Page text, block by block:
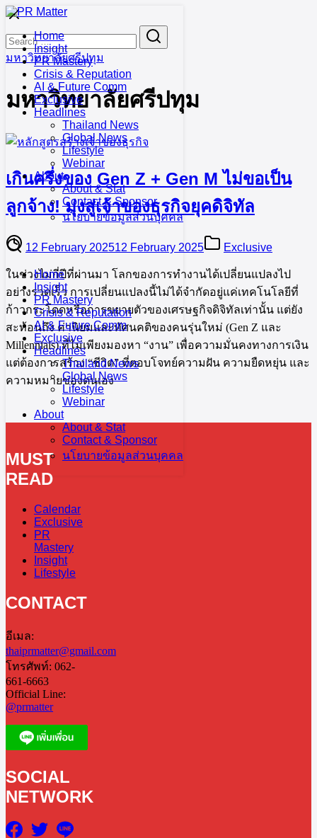
Skip
contentHome
Insight
PR Mastery
Crisis & Reputation
AI & Future Comm
Exclusive
Headlines
Thailand News
Global News
Lifestyle
Webinar
About
About & Stat
Contact & Sponsor
นโยบายข้อมูลส่วนบุคคล
Home
Insight
PR Mastery
Crisis & Reputation
AI & Future Comm
Exclusive
Headlines
Thailand News
Global News
Lifestyle
Webinar
About
About & Stat
Contact & Sponsor
นโยบายข้อมูลส่วนบุคคล
Search
for:
มหาวิทยาลัยศรีปทุม
มหาวิทยาลัยศรีปทุม
เกินครึ่งของ Gen Z + Gen M ไม่ขอเป็น
ลูกจ้าง! มุ่งสู่เจ้าของธุรกิจยุคดิจิทัล
12 February 202512 February 2025 Exclusive
ในช่วงไม่กี่ปีที่ผ่านมา โลกของการทำงานได้เปลี่ยนแปลงไป
อย่างรวดเร็ว การเปลี่ยนแปลงนี้ไม่ได้จำกัดอยู่แค่เทคโนโลยีที่
ก้าวกระโดดหรือการขยายตัวของเศรษฐกิจดิจิทัลเท่านั้น แต่ยัง
สะท้อนถึง ค่านิยมและทัศนคติของคนรุ่นใหม่ (Gen Z และ
Millennials) ที่ไม่เพียงมองหา “งาน” เพื่อความมั่นคงทางการเงิน
แต่ต้องการสร้าง “ชีวิต” ที่ตอบโจทย์ความฝัน ความยืดหยุ่น และ
ความหมายของตนเอง
MUST
READ
Calendar
Exclusive
PR
Mastery
Insight
Lifestyle
CONTACT
อีเมล:
thaiprmatter@gmail.com
โทรศัพท์: 062-
661-6663
Official Line:
@prmatter
SOCIAL
NETWORK